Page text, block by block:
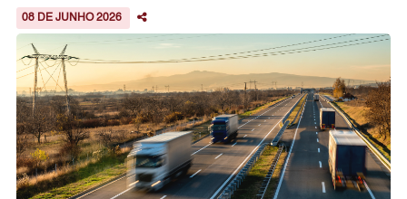
08 DE JUNHO 2026